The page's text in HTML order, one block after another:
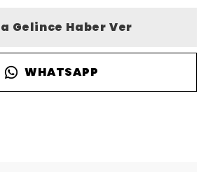
Gelince Haber Ver
WHATSAPP